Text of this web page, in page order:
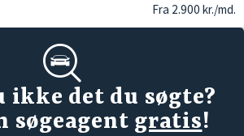
Fra 2.900 kr./md.
ikke det du søgte?
søgeagent gratis!